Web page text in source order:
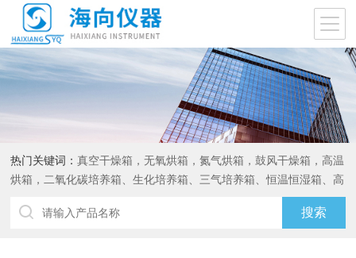
热门关键词：真空干燥箱，无氧烘箱，氮气烘箱，鼓风干燥箱，高温
烘箱，二氧化碳培养箱、生化培养箱、三气培养箱、恒温恒湿箱、高